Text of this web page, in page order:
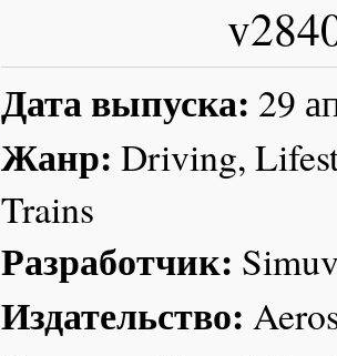
Дата выпуска: 29
Жанр: Driving,
Trains
Разработчик:
Издательство: